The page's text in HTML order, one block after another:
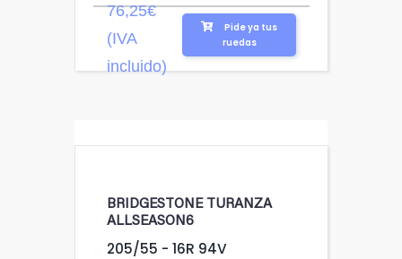
76,25€
(IVA
incluido)
Pide ya tus
ruedas
BRIDGESTONE TURANZA
ALLSEASON6
205/55 - 16R 94V